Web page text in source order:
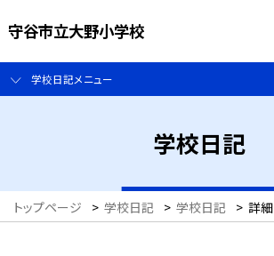
守谷市立大野小学校
学校日記メニュー
学校日記
トップページ > 学校日記 > 学校日記 > 詳細